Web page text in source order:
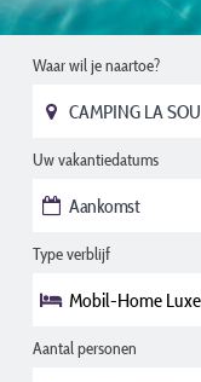
Waar wil je naartoe?
Uw vakantiedatums
Type verblijf
Mobil-Home Luxe
Aantal personen